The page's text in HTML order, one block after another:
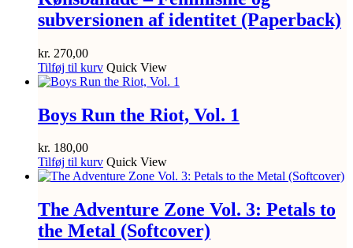
subversionen af identitet (Paperback)
kr. 270,00
Tilføj til kurv Quick View
Boys Run the Riot, Vol. 1
kr. 180,00
Tilføj til kurv Quick View
The Adventure Zone Vol. 3: Petals to
the Metal (Softcover)